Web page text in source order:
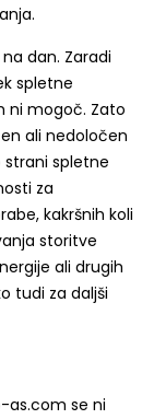
dan. Zaradi
spletne
ni mogoč. Zato
ali nedoločen
spletne
za
kakršnih koli
storitve
ali drugih
tudi za daljši
as.com se ni